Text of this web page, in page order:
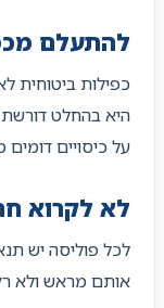
להתעלם
כפילות ביטוחית
היא בהחלט
על כיסויים
לא לקרוא
לכל פוליסה יש
אותם מראש ולא